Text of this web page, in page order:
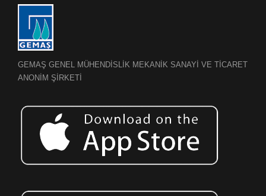
GEMAŞ GENEL MÜHENDİSLİK MEKANİK SANAYİ VE TİCARET
ANONİM ŞİRKETİ